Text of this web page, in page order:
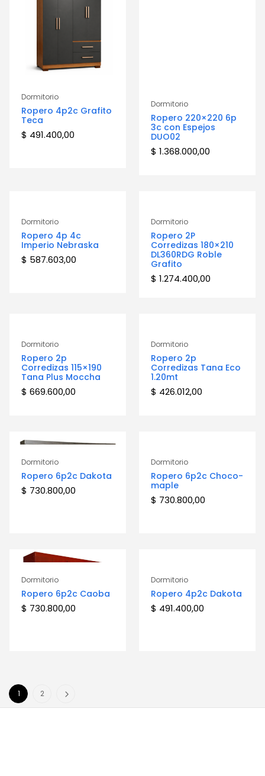
Dormitorio
Ropero 4p2c Grafito
Teca
$ 491.400,00
Dormitorio
Ropero 220×220 6p
3c con Espejos
DUO02
$ 1.368.000,00
Dormitorio
Ropero 4p 4c
Imperio Nebraska
$ 587.603,00
Dormitorio
Ropero 2P
Corredizas 180×210
DL360RDG Roble
Grafito
$ 1.274.400,00
Dormitorio
Ropero 2p
Corredizas 115×190
Tana Plus Moccha
$ 669.600,00
Dormitorio
Ropero 2p
Corredizas Tana Eco
1.20mt
$ 426.012,00
Dormitorio
Ropero 6p2c Dakota
$ 730.800,00
Dormitorio
Ropero 6p2c Choco-
maple
$ 730.800,00
Dormitorio
Ropero 6p2c Caoba
$ 730.800,00
Dormitorio
Ropero 4p2c Dakota
$ 491.400,00
1 2